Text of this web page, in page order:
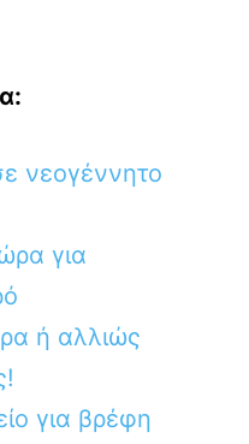
νεογέννητο
για
ή αλλιώς
για βρέφη